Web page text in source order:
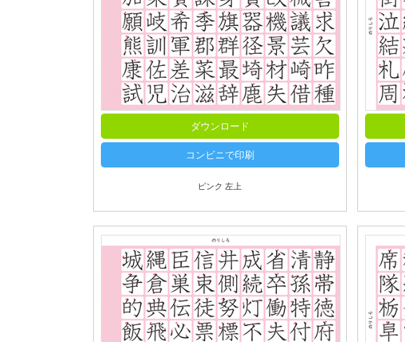
ダウンロード
コンビニで印刷
ピンク 左上